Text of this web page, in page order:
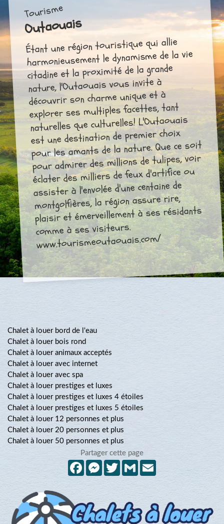
Tourisme
Outaouais
Étant une région touristique qui allie
harmonieusement le dynamisme de la vie
citadine et la proximité de la grande
nature, l'Outaouais vous invite à
découvrir son charme unique et à
explorer ses multiples facettes, tant
naturelles que culturelles! L'Outaouais
est une destination de premier choix
pour les amants de la nature. Que ce soit
pour admirer des millions de tulipes, voir
éclater des milliers de feux d'artifice ou
assister à l'envolée d'une centaine de
montgolfières, la région assure rire,
plaisir et émerveillement à ses résidants
comme à ses visiteurs.
www.tourismeoutaouais.com/
Chalet à louer bord de l'eau
Chalet à louer bois rond
Chalet à louer animaux acceptés
Chalet à louer avec internet
Chalet à louer avec spa
Chalet à louer prestiges et luxes
Chalet à louer prestiges et luxes 4 étoiles
Chalet à louer prestiges et luxes 5 étoiles
Chalet à louer 12 personnes et plus
Chalet à louer 20 personnes et plus
Chalet à louer 50 personnes et plus
Partager cette page
FacebookMessenger
TwitterGmail